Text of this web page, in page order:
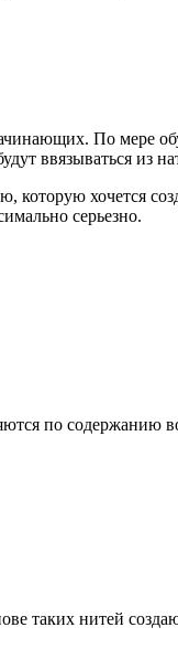
По мере
ввязываться из
которую хочется
серьезно.
по содержанию
таких нитей